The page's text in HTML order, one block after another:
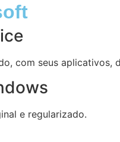
com seus aplicativos,
e regularizado.